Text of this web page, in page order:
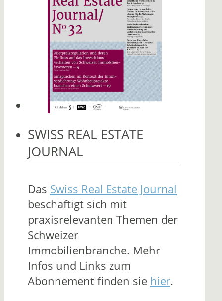
SWISS REAL ESTATE
JOURNAL
Das Swiss Real Estate Journal
beschäftigt sich mit
praxisrelevanten Themen der
Schweizer
Immobilienbranche. Mehr
Infos und Links zum
Abonnement finden sie hier.